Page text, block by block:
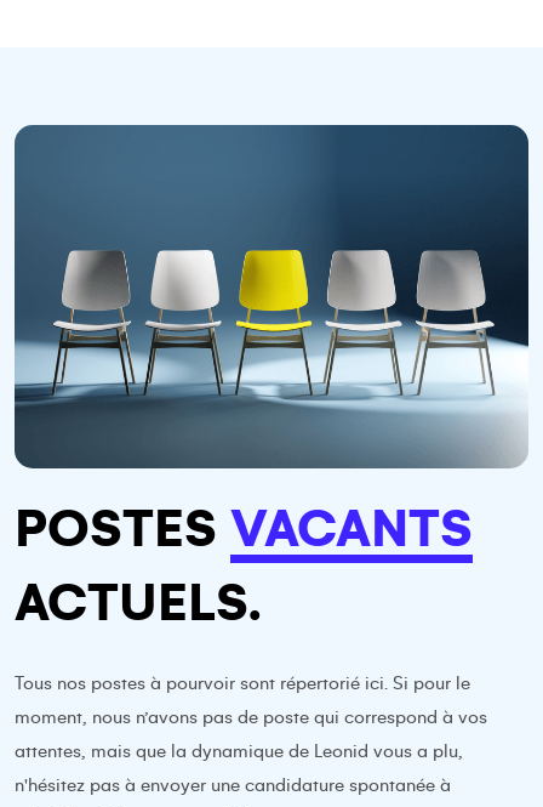
POSTES VACANTS
ACTUELS.
Tous nos postes à pourvoir sont répertorié ici. Si pour le
moment, nous n’avons pas de poste qui correspond à vos
attentes, mais que la dynamique de Leonid vous a plu,
n'hésitez pas à envoyer une candidature spontanée à